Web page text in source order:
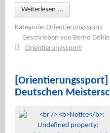
Weiterlesen ...
Kategorie: Orientierungssport
Geschrieben von Bernd
Orientierungssport
Deutschen